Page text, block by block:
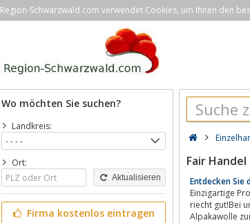
Region-Schwarzwald.com verwendet Cookies, um Ihnen den
Wo möchten Sie suchen?
Landkreis:
Ort:
Aktualisieren
Firma kostenlos eintragen
Fair
Entdecken Sie
Einzigartige Produkte aus allen
riecht gut!Bei uns finden Sie